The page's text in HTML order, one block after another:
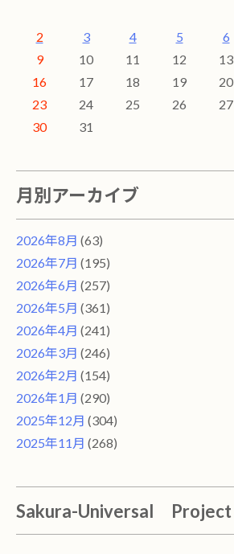
2
3 4 5 6
9
10 11 12 13
16
17 18 19 20
23
24 25 26 27
30
31
月別アーカイブ
2026年8月 (63)
2026年7月 (195)
2026年6月 (257)
2026年5月 (361)
2026年4月 (241)
2026年3月 (246)
2026年2月 (154)
2026年1月 (290)
2025年12月 (304)
2025年11月 (268)
Sakura-Universal Project